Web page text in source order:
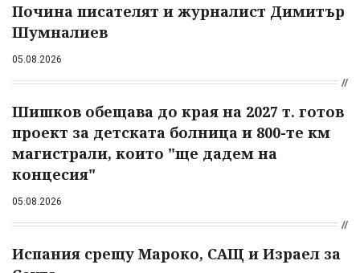
Почина писателят и журналист Димитър
Шумналиев
05.08.2026
Шишков обещава до края на 2027 т. готов
проект за детската болница и 800-те км
магистрали, които "ще дадем на
концесия"
05.08.2026
Испания срещу Мароко, САЩ и Израел за